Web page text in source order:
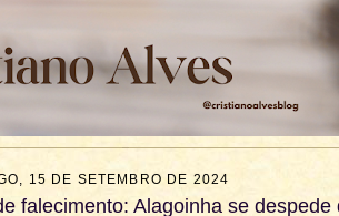
15 DE SETEMBRO DE 2024
falecimento: Alagoinha se despede